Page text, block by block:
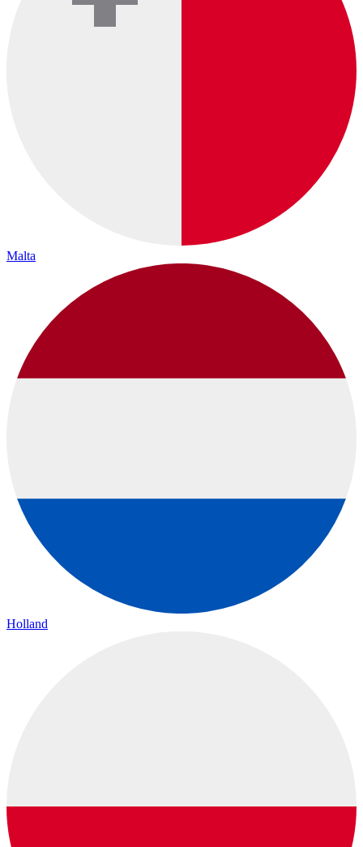
Malta
Holland